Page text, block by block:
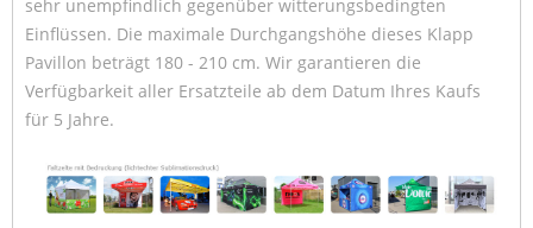
sehr unempfindlich gegenüber witterungsbedingten
Einflüssen. Die maximale Durchgangshöhe dieses Klapp
Pavillon beträgt 180 - 210 cm. Wir garantieren die
Verfügbarkeit aller Ersatzteile ab dem Datum Ihres Kaufs
für 5 Jahre.